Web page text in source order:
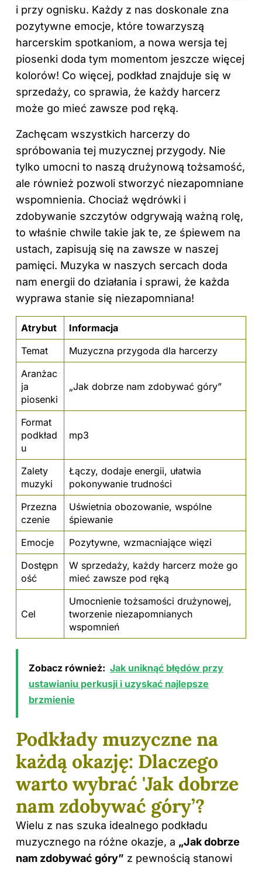
i przy ognisku. Każdy z nas doskonale zna
pozytywne emocje, które towarzyszą
harcerskim spotkaniom, a nowa wersja tej
piosenki doda tym momentom jeszcze więcej
kolorów! Co więcej, podkład znajduje się w
sprzedaży, co sprawia, że każdy harcerz
może go mieć zawsze pod ręką.
Zachęcam wszystkich harcerzy do
spróbowania tej muzycznej przygody. Nie
tylko umocni to naszą drużynową tożsamość,
ale również pozwoli stworzyć niezapomniane
wspomnienia. Chociaż wędrówki i
zdobywanie szczytów odgrywają ważną rolę,
to właśnie chwile takie jak te, ze śpiewem na
ustach, zapisują się na zawsze w naszej
pamięci. Muzyka w naszych sercach doda
nam energii do działania i sprawi, że każda
wyprawa stanie się niezapomniana!
Atrybut
Informacja
Temat
Muzyczna przygoda dla harcerzy
Aranżac
ja
piosenki
„Jak dobrze nam zdobywać góry”
Format
podkład
u
mp3
Zalety
muzyki
Łączy, dodaje energii, ułatwia
pokonywanie trudności
Przezna
czenie
Uświetnia obozowanie, wspólne
śpiewanie
Emocje
Pozytywne, wzmacniające więzi
Dostępn
ość
W sprzedaży, każdy harcerz może go
mieć zawsze pod ręką
Cel
Umocnienie tożsamości drużynowej,
tworzenie niezapomnianych
wspomnień
Zobacz również: Jak uniknąć błędów przy
ustawianiu perkusji i uzyskać najlepsze
brzmienie
Podkłady muzyczne na
każdą okazję: Dlaczego
warto wybrać 'Jak dobrze
nam zdobywać góry’?
Wielu z nas szuka idealnego podkładu
muzycznego na różne okazje, a „Jak dobrze
nam zdobywać góry” z pewnością stanowi